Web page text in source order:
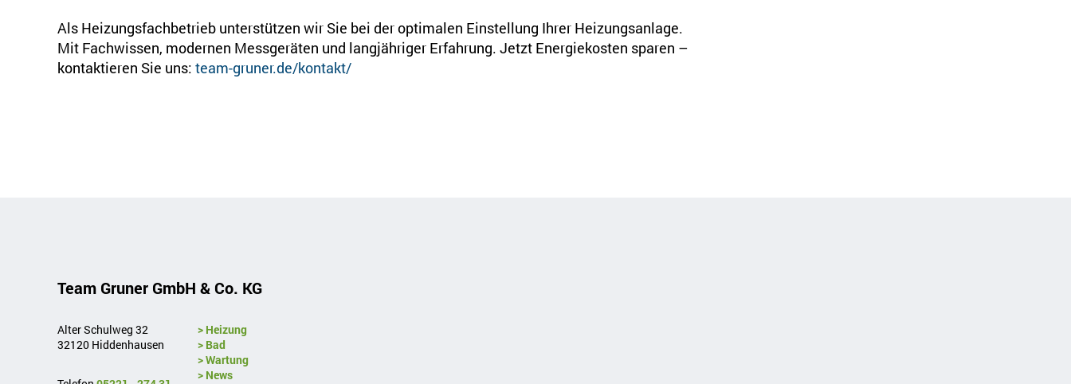
Als Heizungsfachbetrieb unterstützen wir Sie bei der optimalen Einstellung Ihrer Heizungsanlage.
Mit Fachwissen, modernen Messgeräten und langjähriger Erfahrung. Jetzt Energiekosten sparen –
kontaktieren Sie uns: team-gruner.de/kontakt/
Team Gruner GmbH & Co. KG
Alter Schulweg 32
32120 Hiddenhausen
> Heizung
> Bad
> Wartung
> News